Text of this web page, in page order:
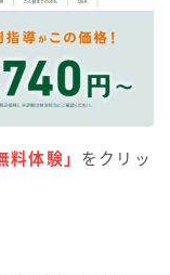
料体験」 をクリッ